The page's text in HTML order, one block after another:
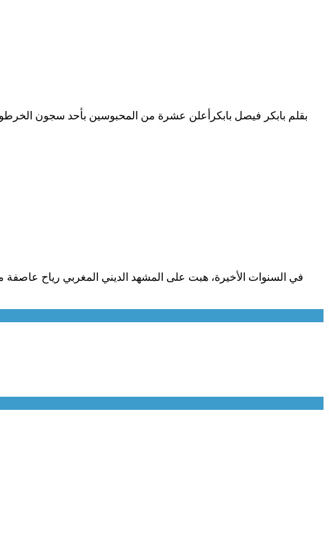
بقلم بابكر فيصل بابكرأعلن عشرة من المحبوسين بأحد سجون
في السنوات الأخيرة، هبت على المشهد الديني المغربي رياح عاصفة